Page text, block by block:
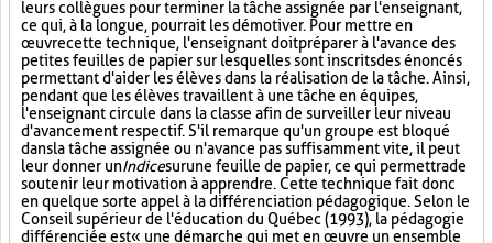
leurs collègues pour terminer la tâche assignée par l'enseignant,
ce qui, à la longue, pourrait les démotiver. Pour mettre en
œuvre cette technique, l'enseignant doit préparer à l'avance des
petites feuilles de papier sur lesquelles sont inscrits des énoncés
permettant d'aider les élèves dans la réalisation de la tâche. Ainsi,
pendant que les élèves travaillent à une tâche en équipes,
l'enseignant circule dans la classe afin de surveiller leur niveau
d'avancement respectif. S'il remarque qu'un groupe est bloqué
dans la tâche assignée ou n'avance pas suffisamment vite, il peut
leur donner unIndicesurune feuille de papier, ce qui permettra de
soutenir leur motivation à apprendre. Cette technique fait donc
en quelque sorte appel à la différenciation pédagogique. Selon le
Conseil supérieur de l'éducation du Québec (1993), la pédagogie
différenciée est « une démarche qui met en œuvre un ensemble